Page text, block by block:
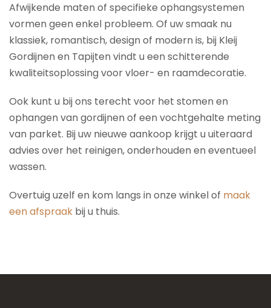
Afwijkende maten of specifieke ophangsystemen
vormen geen enkel probleem. Of uw smaak nu
klassiek, romantisch, design of modern is, bij Kleij
Gordijnen en Tapijten vindt u een schitterende
kwaliteitsoplossing voor vloer- en raamdecoratie.
Ook kunt u bij ons terecht voor het stomen en
ophangen van gordijnen of een vochtgehalte meting
van parket. Bij uw nieuwe aankoop krijgt u uiteraard
advies over het reinigen, onderhouden en eventueel
wassen.
Overtuig uzelf en kom langs in onze winkel of maak
een afspraak bij u thuis.